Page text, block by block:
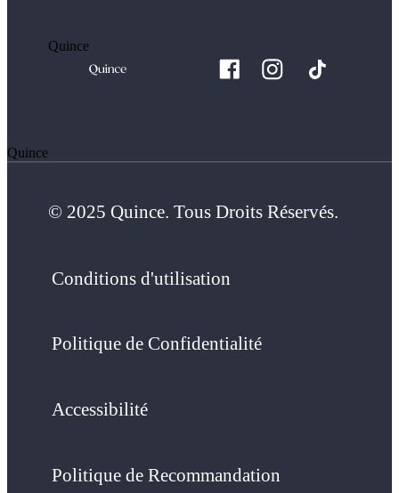
Quince
Quince
© 2025 Quince. Tous Droits Réservés.
Conditions d'utilisation
Politique de Confidentialité
Accessibilité
Politique de Recommandation